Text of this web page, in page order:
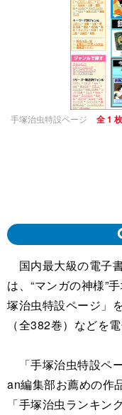
手塚治虫特設ページ 全 1 枚
国内最大級の電子
は、“マンガの神様”
塚治虫特設ページ」
（全382巻）などを
「手塚治虫特設ペ
an編集部お薦めの作
「手塚治虫ランキン